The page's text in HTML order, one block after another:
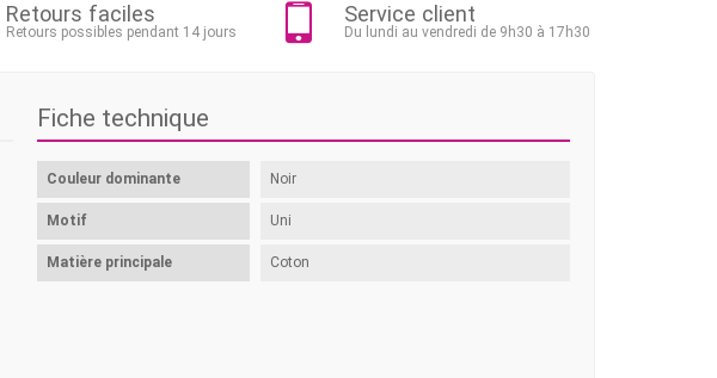
Retours faciles
Retours possibles pendant 14 jours
Service client
Du lundi au vendredi de 9h30 à 17h30
Fiche technique
Couleur dominante Noir
Motif Uni
Matière principale Coton